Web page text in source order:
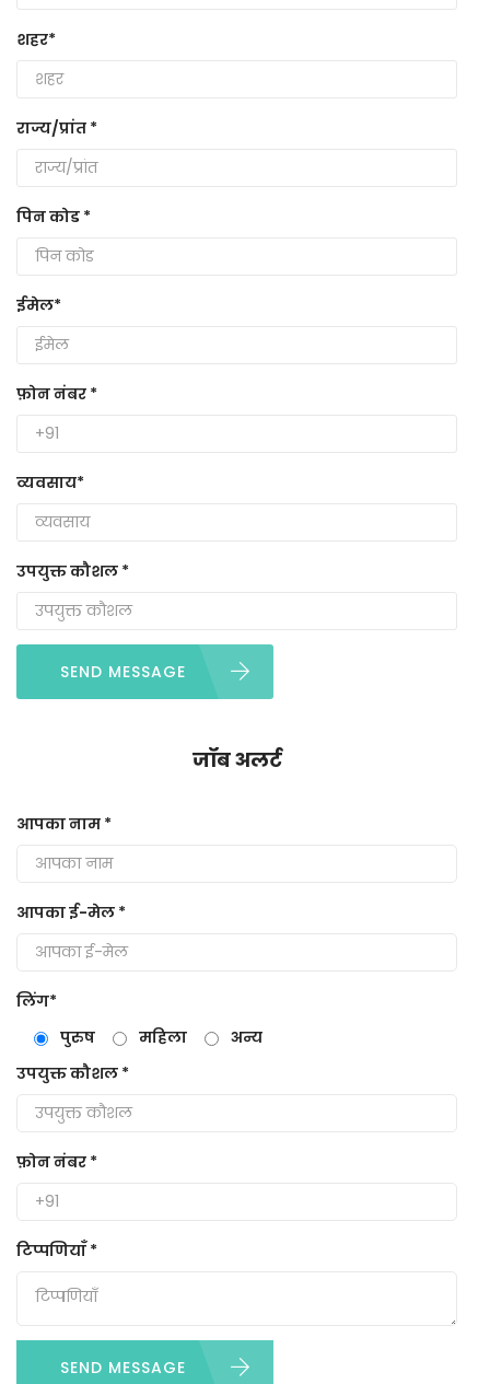
शहर*
राज्य/प्रांत *
पिन कोड *
ईमेल*
फ़ोन नंबर *
व्यवसाय*
उपयुक्त कौशल *
SEND MESSAGE
जॉब अलर्ट
आपका नाम *
आपका ई-मेल *
लिंग*
पुरुष
महिला
अन्य
उपयुक्त कौशल *
फ़ोन नंबर *
टिप्पणियाँ *
SEND MESSAGE